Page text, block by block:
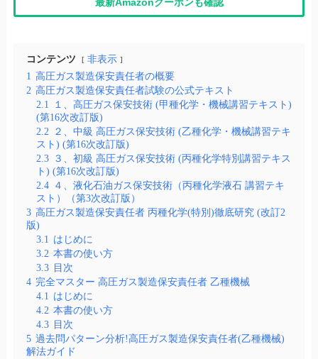
コンテンツ
非表示
1 高圧ガス製造保安責任者の概要
2 高圧ガス製造保安責任者試験の公式テキスト
2.1
１、高圧ガス保安技術 (甲種化学・機械講習テキスト)
(第16次改訂版)
2.2
２、中級 高圧ガス保安技術 (乙種化学・機械講習テキ
スト) (第16次改訂版)
2.3
３、初級 高圧ガス保安技術 (丙種化学特別講習テキス
ト) (第16次改訂版)
2.4
４、液化石油ガス保安技術（丙種化学液石 講習テキ
スト）（第3次改訂版）
3 高圧ガス製造保安責任者 丙種化学(特別)徹底研究 (改訂2
版)
3.1 はじめに
3.2 本書の使い方
3.3 目次
4 完全マスター 高圧ガス製造保安責任者 乙種機械
4.1 はじめに
4.2 本書の使い方
4.3 目次
5 過去問パターン分析!高圧ガス製造保安責任者(乙種機械)
解法ガイド